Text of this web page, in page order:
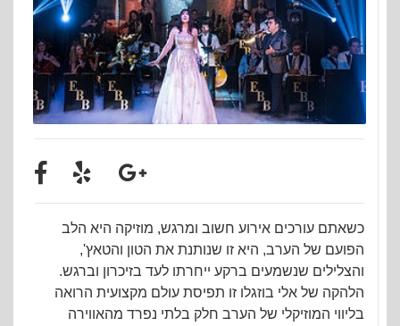
כשאתם עורכים אירוע חשוב ומרגש, מוזיקה היא הלב
הפועם של הערב, היא זו שנותנת את הטון והטאץ',
והצלילים שנשמעים ברקע ייחרתו לעד בזיכרון וברגש.
הלהקה של אלי בוזגלו זו תפיסת עולם מקצועית הרואה
בליווי המוזיקלי של הערב חלק בלתי נפרד מהאווירה